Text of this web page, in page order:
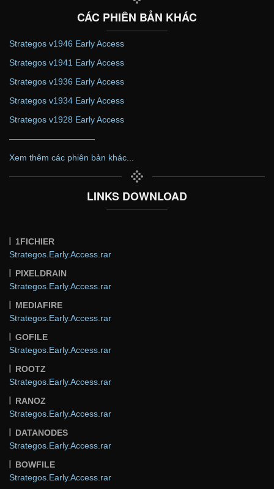
CÁC PHIÊN BẢN KHÁC
Strategos v1946 Early Access
Strategos v1941 Early Access
Strategos v1936 Early Access
Strategos v1934 Early Access
Strategos v1928 Early Access
——————————
Xem thêm các phiên bản khác...
LINKS DOWNLOAD
1FICHIER
Strategos.Early.Access.rar
PIXELDRAIN
Strategos.Early.Access.rar
MEDIAFIRE
Strategos.Early.Access.rar
GOFILE
Strategos.Early.Access.rar
ROOTZ
Strategos.Early.Access.rar
RANOZ
Strategos.Early.Access.rar
DATANODES
Strategos.Early.Access.rar
BOWFILE
Strategos.Early.Access.rar